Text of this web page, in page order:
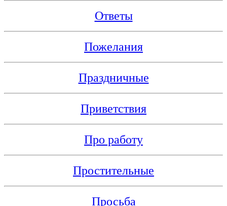
Ответы
Пожелания
Праздничные
Приветствия
Про работу
Простительные
Просьба